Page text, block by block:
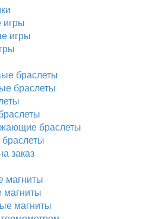
игры
игры
браслеты
браслеты
браслеты
заказ
магниты
магниты
магниты